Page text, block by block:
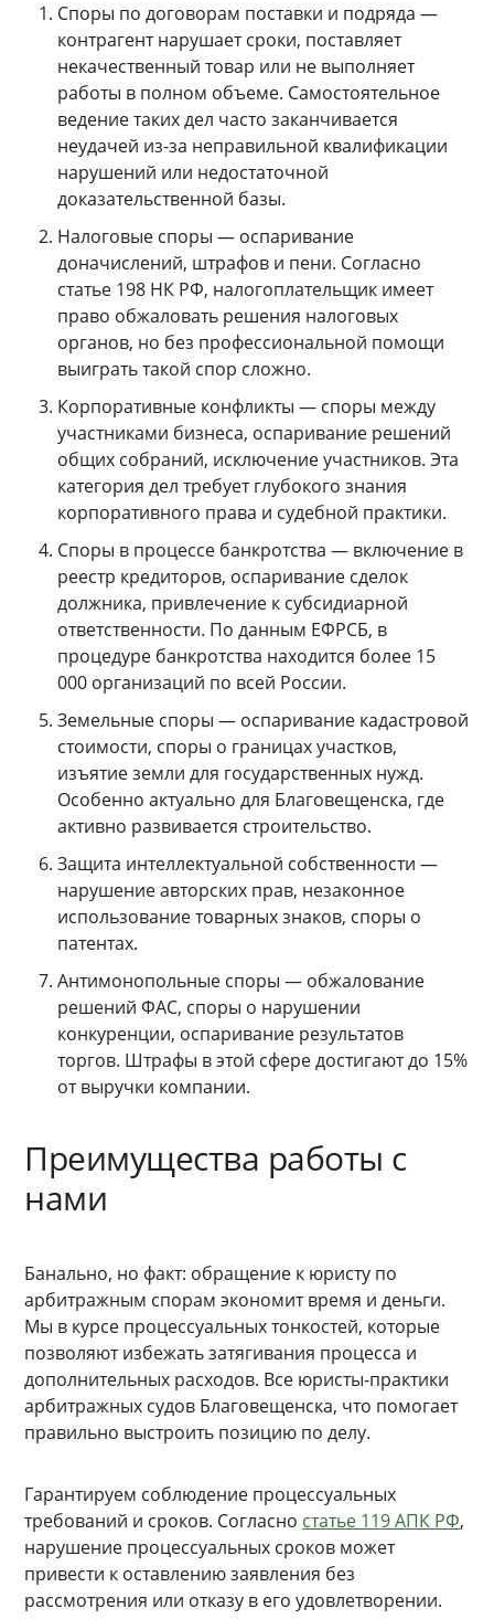
Споры по договорам поставки и подряда —
контрагент нарушает сроки, поставляет
некачественный товар или не выполняет
работы в полном объеме. Самостоятельное
ведение таких дел часто заканчивается
неудачей из-за неправильной квалификации
нарушений или недостаточной
доказательственной базы.
Налоговые споры — оспаривание
доначислений, штрафов и пени. Согласно
статье 198 НК РФ, налогоплательщик имеет
право обжаловать решения налоговых
органов, но без профессиональной помощи
выиграть такой спор сложно.
Корпоративные конфликты — споры между
участниками бизнеса, оспаривание решений
общих собраний, исключение участников. Эта
категория дел требует глубокого знания
корпоративного права и судебной практики.
Споры в процессе банкротства — включение в
реестр кредиторов, оспаривание сделок
должника, привлечение к субсидиарной
ответственности. По данным ЕФРСБ, в
процедуре банкротства находится более 15
000 организаций по всей России.
Земельные споры — оспаривание кадастровой
стоимости, споры о границах участков,
изъятие земли для государственных нужд.
Особенно актуально для Благовещенска, где
активно развивается строительство.
Защита интеллектуальной собственности —
нарушение авторских прав, незаконное
использование товарных знаков, споры о
патентах.
Антимонопольные споры — обжалование
решений ФАС, споры о нарушении
конкуренции, оспаривание результатов
торгов. Штрафы в этой сфере достигают до 15%
от выручки компании.
Преимущества работы с
нами
Банально, но факт: обращение к юристу по
арбитражным спорам экономит время и деньги.
Мы в курсе процессуальных тонкостей, которые
позволяют избежать затягивания процесса и
дополнительных расходов. Все юристы-практики
арбитражных судов Благовещенска, что помогает
правильно выстроить позицию по делу.
Гарантируем соблюдение процессуальных
требований и сроков. Согласно статье 119 АПК РФ,
нарушение процессуальных сроков может
привести к оставлению заявления без
рассмотрения или отказу в его удовлетворении.